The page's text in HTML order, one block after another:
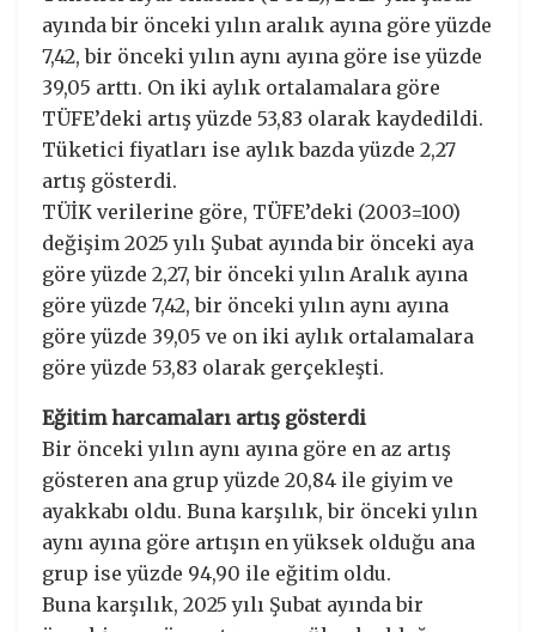
ayında bir önceki yılın aralık ayına göre yüzde
7,42, bir önceki yılın aynı ayına göre ise yüzde
39,05 arttı. On iki aylık ortalamalara göre
TÜFE’deki artış yüzde 53,83 olarak kaydedildi.
Tüketici fiyatları ise aylık bazda yüzde 2,27
artış gösterdi.
TÜİK verilerine göre, TÜFE’deki (2003=100)
değişim 2025 yılı Şubat ayında bir önceki aya
göre yüzde 2,27, bir önceki yılın Aralık ayına
göre yüzde 7,42, bir önceki yılın aynı ayına
göre yüzde 39,05 ve on iki aylık ortalamalara
göre yüzde 53,83 olarak gerçekleşti.
Eğitim harcamaları artış gösterdi
Bir önceki yılın aynı ayına göre en az artış
gösteren ana grup yüzde 20,84 ile giyim ve
ayakkabı oldu. Buna karşılık, bir önceki yılın
aynı ayına göre artışın en yüksek olduğu ana
grup ise yüzde 94,90 ile eğitim oldu.
Buna karşılık, 2025 yılı Şubat ayında bir